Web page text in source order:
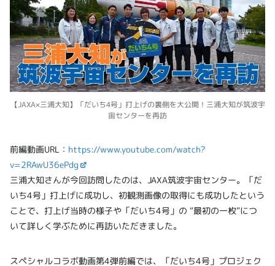
【JAXA×三浦大知】「だいち4号」打上げの裏側を大公開！三浦大知が筑波宇
宙センターを再訪
前編動画URL： https://www.youtube.com/watch?
v=2RAwU36ePdg
三浦大知さんが今回訪問したのは、JAXA筑波宇宙センター。「だ
いち4号」打上げに成功し、初観測画像の取得にも成功したという
ことで、打上げ当時の様子や「だいち4号」の “最初の一枚”につ
いて詳しく学ぶために再訪いただきました。
スペシャルコラボ動画第4弾前編では、「だいち4号」プロジェク